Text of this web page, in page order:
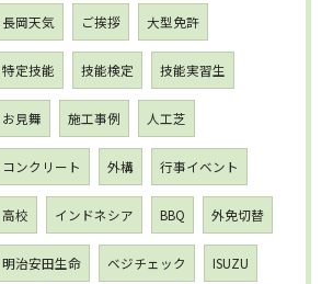
長岡天気 ご挨拶 大型免許
特定技能 技能検定 技能実習生
お見舞 施工事例 人工芝
コンクリート 外構 行事イベント
高校 インドネシア BBQ 外免切替
明治安田生命 ベジチェック ISUZU